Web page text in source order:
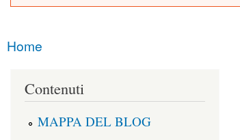
You are here
Home
Contenuti
MAPPA DEL BLOG